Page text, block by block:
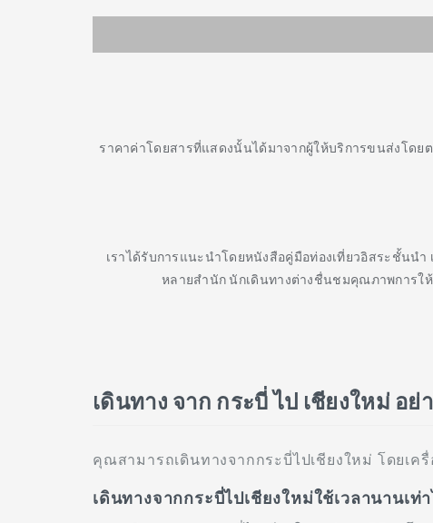
ราคาค่าโดยสารที่แสดงนั้นได้มาจากผู้ให้บริการขนส่งโดย
เราได้รับการแนะนำโดยหนังสือคู่มือท่องเที่ยวอิสระชั้นนำ เ
หลายสำนัก นักเดินทางต่างชื่นชมคุณภาพการให้
เดินทาง จาก กระบี่ ไป เชียงใหม่ อย่
คุณสามารถเดินทางจากกระบี่ไปเชียงใหม่ โดยเค
เดินทางจากกระบี่ไปเชียงใหม่ใช้เวลานานเท่า